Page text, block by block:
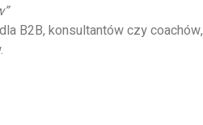
B2B, konsultantów czy coachów,